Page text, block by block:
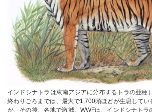
インドシナトラは東南アジアに分布するトラの亜種
終わりごろまでは、最大で1,700頭ほどが生息してい
が、その後、各地で激減。WWFは、インドシナトラ